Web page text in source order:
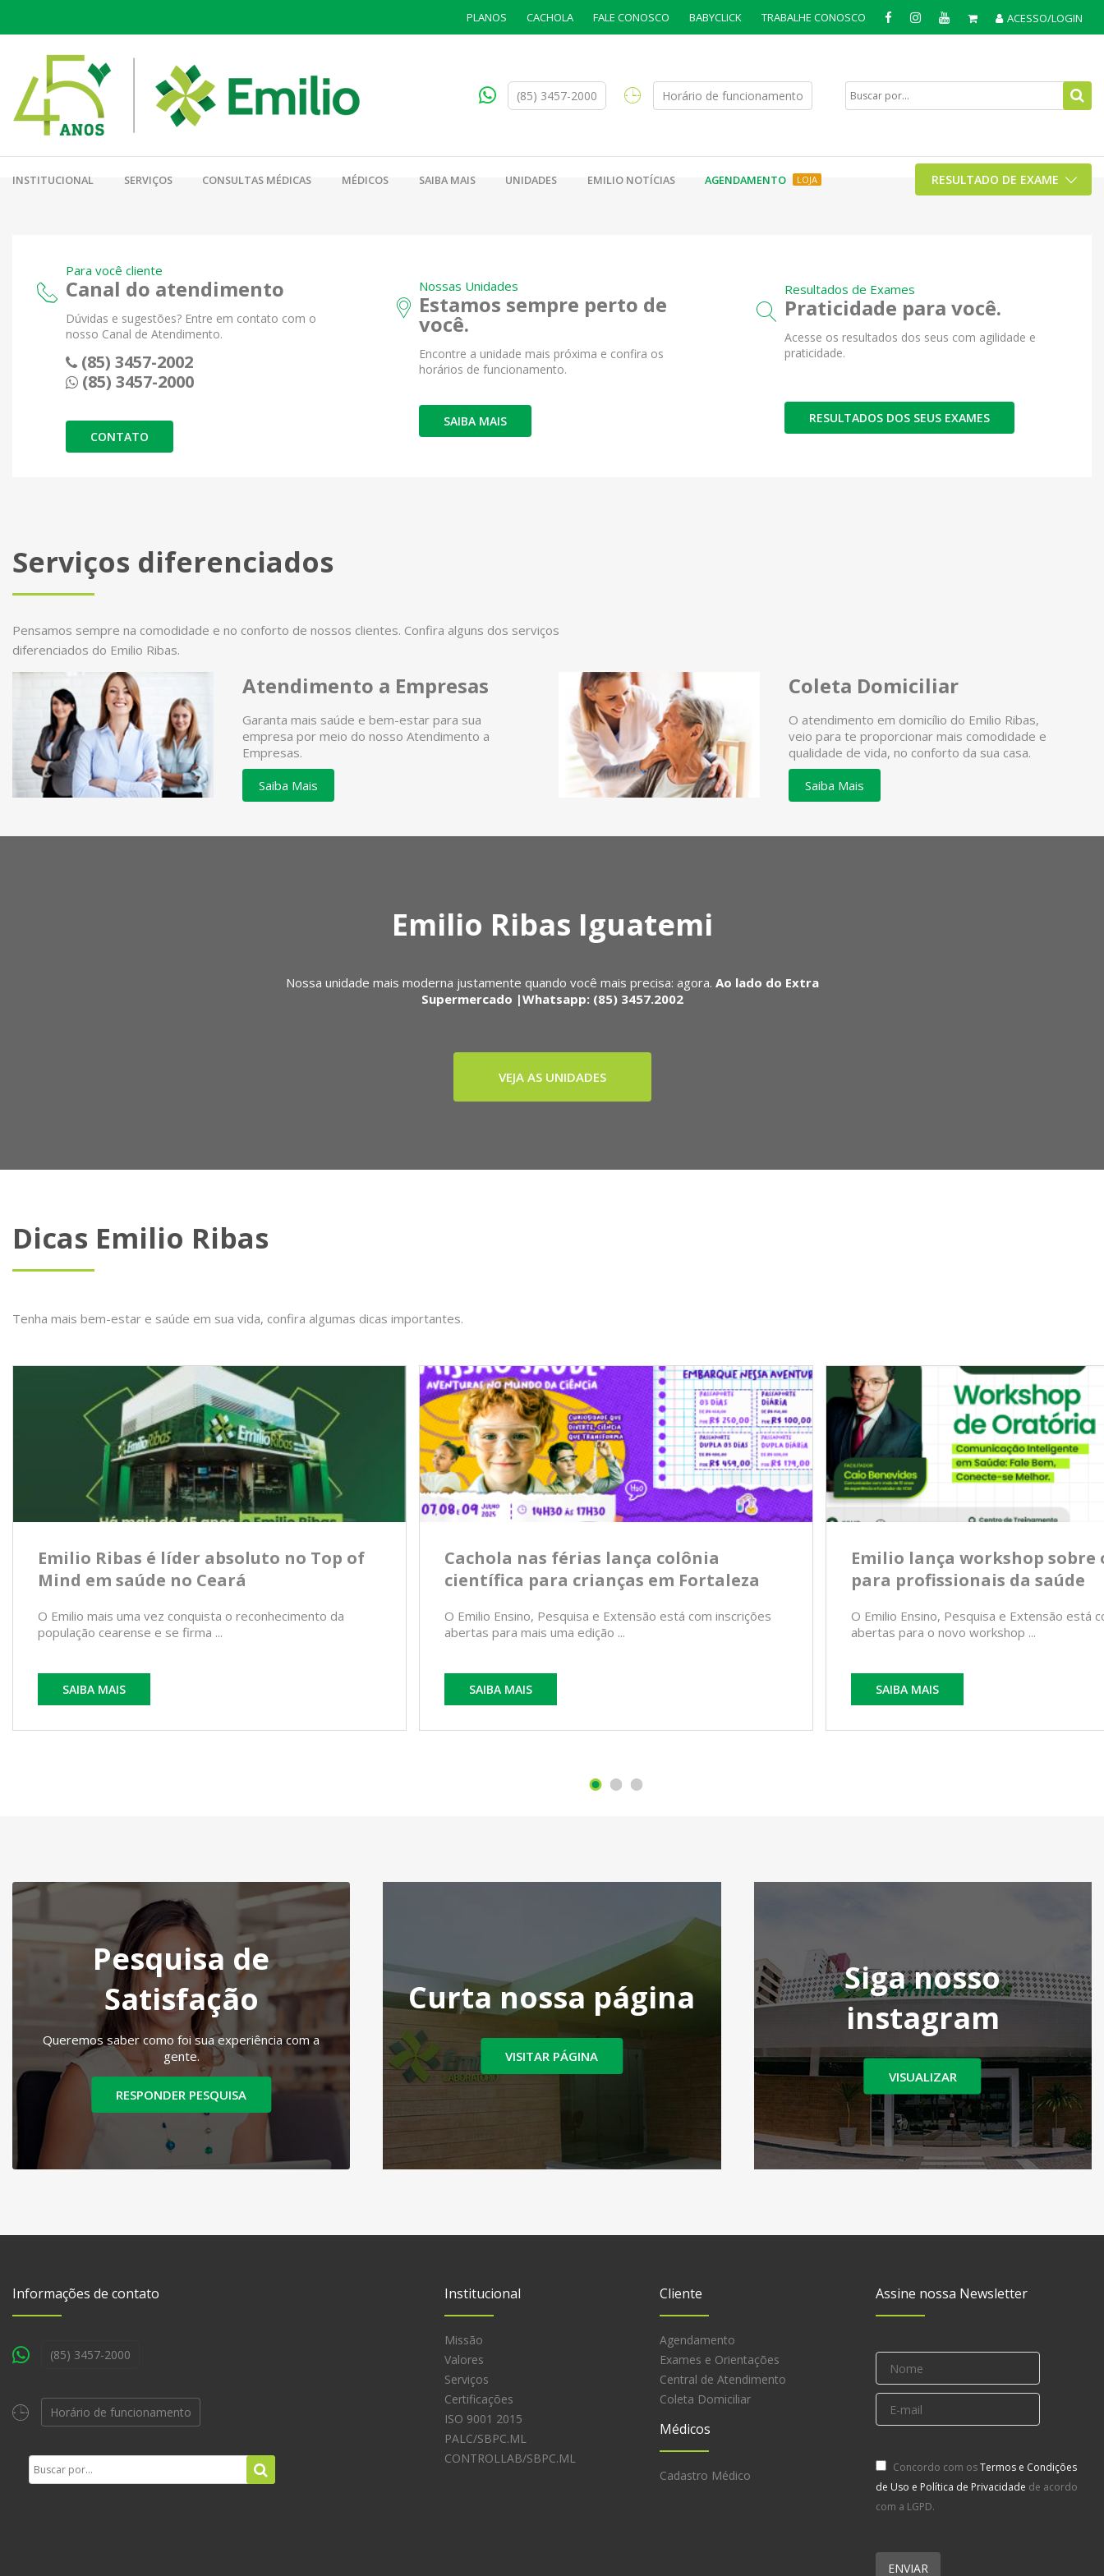
PLANOS CACHOLA FALE CONOSCO BABYCLICK TRABALHE CONOSCO ACESSO/LOGIN
(85) 3457-2000 Horário de funcionamento
INSTITUCIONAL SERVIÇOS CONSULTAS MÉDICAS MÉDICOS SAIBA MAIS UNIDADES EMILIO NOTÍCIAS LOJA
AGENDAMENTO RESULTADO DE EXAME
Para você cliente
Canal do atendimento
Dúvidas e sugestões? Entre em contato com o
nosso Canal de Atendimento.
(85) 3457-2002
(85) 3457-2000
CONTATO
Nossas Unidades
Estamos sempre perto de
você.
Encontre a unidade mais próxima e confira os
horários de funcionamento.
SAIBA MAIS
Resultados de Exames
Praticidade para você.
Acesse os resultados dos seus com agilidade e
praticidade.
RESULTADOS DOS SEUS EXAMES
Serviços diferenciados
Pensamos sempre na comodidade e no conforto de nossos clientes. Confira alguns dos serviços
diferenciados do Emilio Ribas.
Atendimento a Empresas
Garanta mais saúde e bem-estar para sua
empresa por meio do nosso Atendimento a
Empresas.
Saiba Mais
Coleta Domiciliar
O atendimento em domicílio do Emilio Ribas,
veio para te proporcionar mais comodidade e
qualidade de vida, no conforto da sua casa.
Saiba Mais
Emilio Ribas Iguatemi
Nossa unidade mais moderna justamente quando você mais precisa: agora. Ao lado do Extra
Supermercado |Whatsapp: (85) 3457.2002
VEJA AS UNIDADES
Dicas Emilio Ribas
Tenha mais bem-estar e saúde em sua vida, confira algumas dicas importantes.
Emilio Ribas é líder absoluto no Top of
Mind em saúde no Ceará
O Emilio mais uma vez conquista o reconhecimento da
população cearense e se firma ...
SAIBA MAIS
Cachola nas férias lança colônia
científica para crianças em Fortaleza
O Emilio Ensino, Pesquisa e Extensão está com inscrições
abertas para mais uma edição ...
SAIBA MAIS
Emilio lança workshop
para profissionais da saúde
O Emilio Ensino, Pesquisa e Extensão está
abertas para o novo workshop ...
SAIBA MAIS
Pesquisa de
Satisfação
Queremos saber como foi sua experiência com a
gente.
RESPONDER PESQUISA
Curta nossa página
VISITAR PÁGINA
Siga nosso
instagram
VISUALIZAR
Informações de contato
(85) 3457-2000
Horário de funcionamento
Institucional
Missão
Valores
Serviços
Certificações
ISO 9001 2015
PALC/SBPC.ML
CONTROLLAB/SBPC.ML
Cliente
Agendamento
Exames e Orientações
Central de Atendimento
Coleta Domiciliar
Médicos
Cadastro Médico
Assine nossa Newsletter
Concordo com osTermos e Condições
de Uso e Política de Privacidade de acordo
com a LGPD.